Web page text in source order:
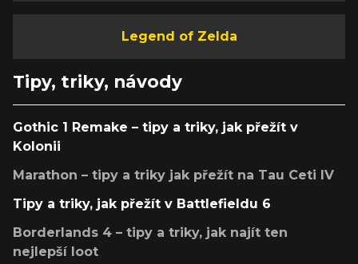
Legend of Zelda
Tipy, triky, návody
Gothic 1 Remake – tipy a triky, jak přežít v
Kolonii
Marathon – tipy a triky jak přežít na Tau Ceti IV
Tipy a triky, jak přežít v Battlefieldu 6
Borderlands 4 – tipy a triky, jak najít ten
nejlepší loot